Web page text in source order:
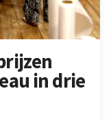
in drie